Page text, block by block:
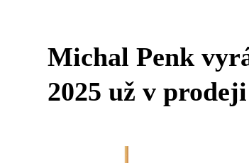
Michal Penk
2025 už v prodeji